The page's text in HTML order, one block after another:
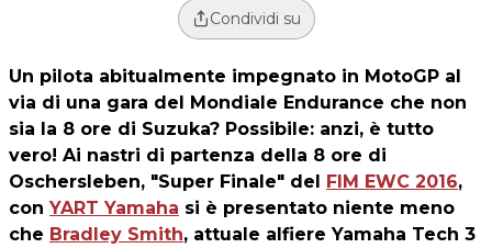
Condividi su
Un pilota abitualmente impegnato in MotoGP al
via di una gara del Mondiale Endurance che non
sia la 8 ore di Suzuka? Possibile: anzi, è tutto
vero! Ai nastri di partenza della 8 ore di
Oschersleben, "Super Finale" del FIM EWC 2016,
con YART Yamaha si è presentato niente meno
che Bradley Smith, attuale alfiere Yamaha Tech 3